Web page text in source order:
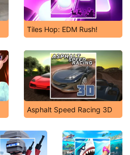
Tiles Hop: EDM Rush!
Asphalt Speed Racing 3D